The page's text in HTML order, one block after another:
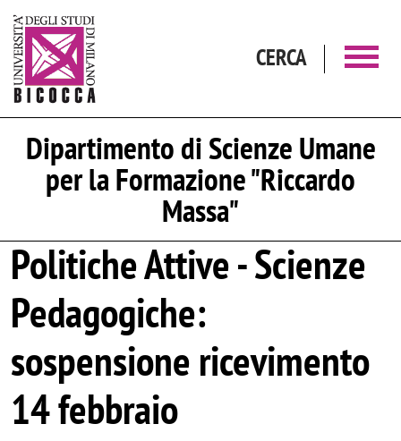
CERCA
Dipartimento di Scienze Umane
per la Formazione "Riccardo
Massa"
Politiche Attive - Scienze
Pedagogiche:
sospensione ricevimento
14 febbraio